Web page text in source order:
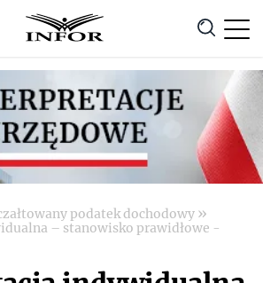
Anuluj
podatek dochodowy »
– stanowisko prawidłowe -